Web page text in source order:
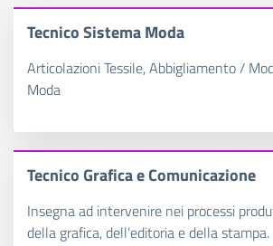
Tecnico Sistema Moda
Articolazioni Tessile, Abbigliamento /
Moda
Tecnico Grafica e Comunicazione
Insegna ad intervenire nei processi
della grafica, dell’editoria e della stampa.